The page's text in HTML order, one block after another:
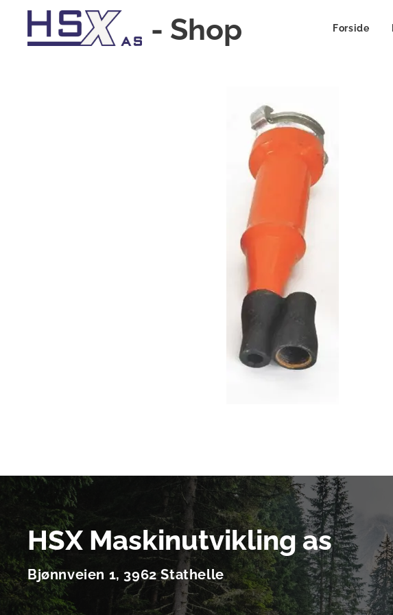
- Shop Forside
HSX Maskinutvikling as
Bjønnveien 1, 3962 Stathelle